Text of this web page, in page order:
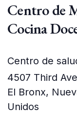
Centro de
Cocina
Centro de
4507 Third
El Bronx,
Unidos